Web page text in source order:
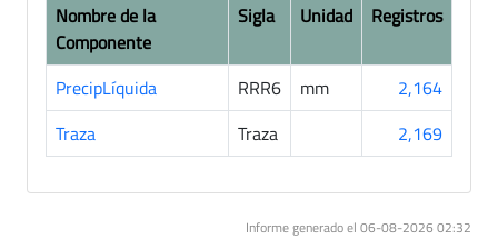
Nombre de la
Componente
Sigla Unidad Registros
PrecipLíquida RRR6 mm
2,164
Traza
Traza 2,169
Informe generado el 06-08-2026 02:32